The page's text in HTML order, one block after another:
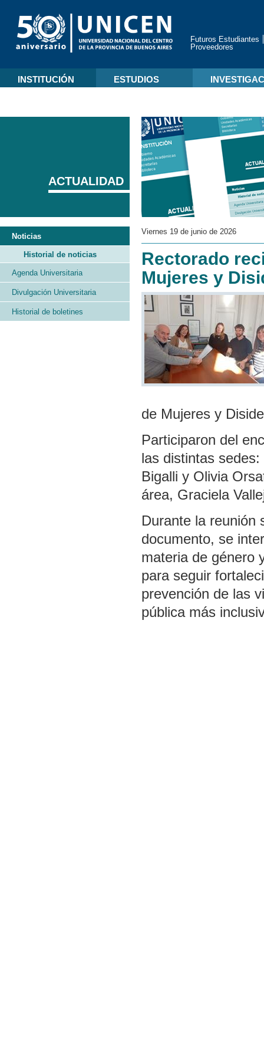
Futuros Estudiantes
Proveedores
INSTITUCIÓN ESTUDIOS
Viernes 19 de junio de 2026
Rectorado
Mujeres y
de Mujeres y
Participaron del
las distintas
Bigalli y Olivia
área, Graciela
Durante la reunión
documento, se
materia de género
para seguir
prevención de las
pública más
ACTUALIDAD
Noticias
Historial de noticias
Agenda Universitaria
Divulgación Universitaria
Historial de boletines